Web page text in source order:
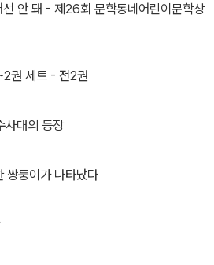
안 돼 - 제26회 문학동네어린이문학상
권 세트 - 전2권
사대의 등장
쌍둥이가 나타났다